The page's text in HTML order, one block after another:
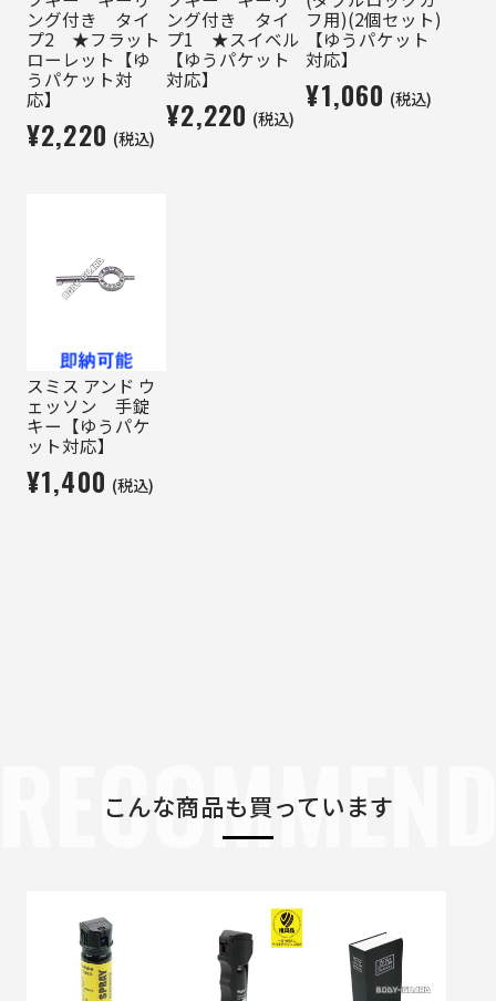
ング付き タイ
プ2 ★フラット
ローレット【ゆ
うパケット対
応】
¥2,220 (税込)
ング付き タイ
プ1 ★スイベル
【ゆうパケット
対応】
¥2,220 (税込)
フ用)(2個セット)
【ゆうパケット
対応】
¥1,060 (税込)
スミス アンド ウ
ェッソン 手錠
キー【ゆうパケ
ット対応】
¥1,400 (税込)
こんな商品も買っています